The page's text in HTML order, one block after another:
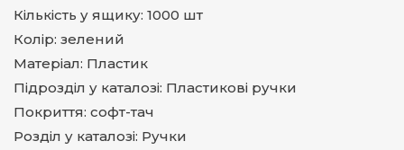
Кількість у ящику: 1000 шт
Колір: зелений
Матеріал: Пластик
Підрозділ у каталозі: Пластикові ручки
Покриття: софт-тач
Розділ у каталозі: Ручки